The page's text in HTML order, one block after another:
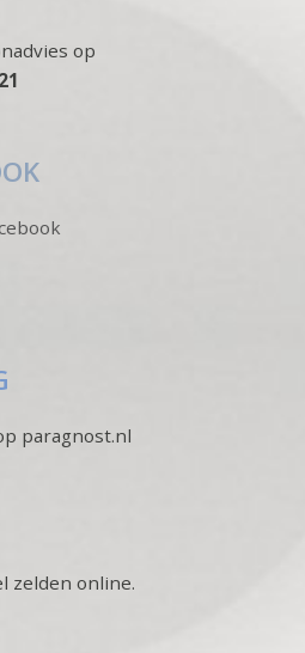
op
paragnost.nl
zelden online.